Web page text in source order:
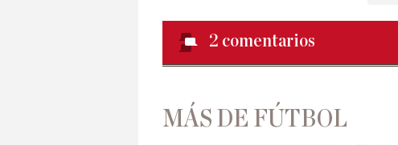
2 comentarios
MÁS DE FÚTBOL